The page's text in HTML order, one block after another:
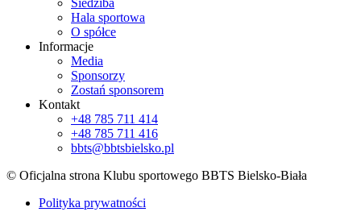
Hala sportowa
O spółce
Informacje
Media
Sponsorzy
Zostań sponsorem
Kontakt
+48 785 711 414
+48 785 711 416
bbts@bbtsbielsko.pl
© Oficjalna strona Klubu sportowego BBTS Bielsko-Biała
Polityka prywatności